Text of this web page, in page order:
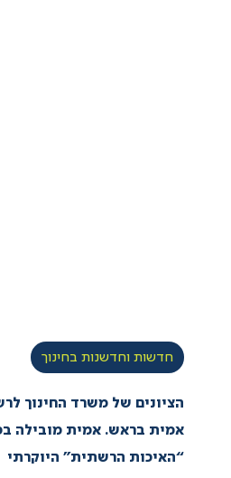
חדשות וחדשנות בחינוך
הציונים של משרד החינוך
אמית בראש. אמית מובילה
“האיכות הרשתית” היוקרתי